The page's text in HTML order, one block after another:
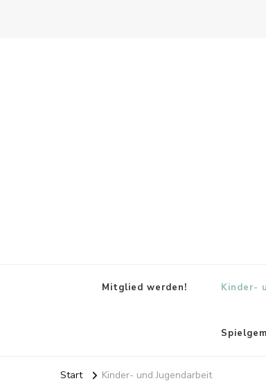
Mitglied werden! Kinder-
Start Kinder- und Jugendarbeit